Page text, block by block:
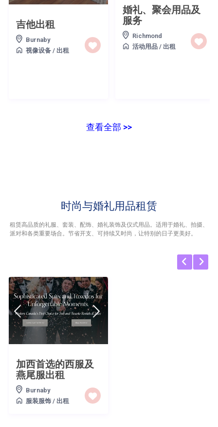
吉他出租
Burnaby
视像设备 / 出租
婚礼、聚会用品及
服务
Richmond
活动用品/ 出租
查看全部 >>
时尚与婚礼用品租赁
租赁高品质的礼服、套装、配饰、婚礼装饰及仪式用品。适用于婚礼、拍摄、
派对和各类重要场合。节省开支、可持续又时尚，让特别的日子更美好。
加西首选的西服及
燕尾服出租
Burnaby
服装服饰 / 出租